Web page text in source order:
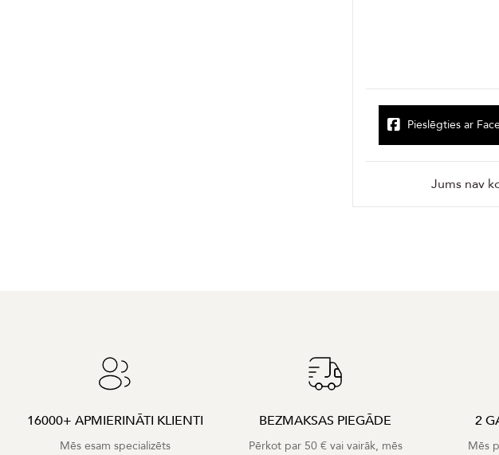
Pieslēgties ar
Jums nav
16000+ APMIERINĀTI KLIENTI
Mēs esam specializēts
BEZMAKSAS PIEGĀDE
Pērkot par 50 € vai vairāk, mēs
2
Mēs